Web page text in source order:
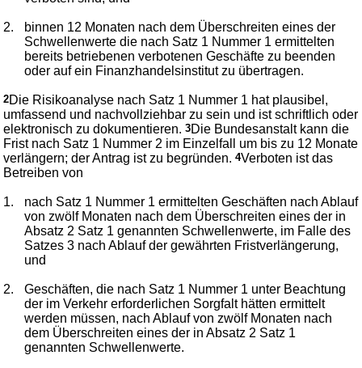
2.
binnen 12 Monaten nach dem Überschreiten eines der
Schwellenwerte die nach Satz 1 Nummer 1 ermittelten
bereits betriebenen verbotenen Geschäfte zu beenden
oder auf ein Finanzhandelsinstitut zu übertragen.
2Die Risikoanalyse nach Satz 1 Nummer 1 hat plausibel,
umfassend und nachvollziehbar zu sein und ist schriftlich oder
elektronisch zu dokumentieren.3Die Bundesanstalt kann die
Frist nach Satz 1 Nummer 2 im Einzelfall um bis zu 12 Monate
verlängern; der Antrag ist zu begründen.4Verboten ist das
Betreiben von
1.
nach Satz 1 Nummer 1 ermittelten Geschäften nach Ablauf
von zwölf Monaten nach dem Überschreiten eines der in
Absatz 2 Satz 1 genannten Schwellenwerte, im Falle des
Satzes 3 nach Ablauf der gewährten Fristverlängerung,
und
2.
Geschäften, die nach Satz 1 Nummer 1 unter Beachtung
der im Verkehr erforderlichen Sorgfalt hätten ermittelt
werden müssen, nach Ablauf von zwölf Monaten nach
dem Überschreiten eines der in Absatz 2 Satz 1
genannten Schwellenwerte.